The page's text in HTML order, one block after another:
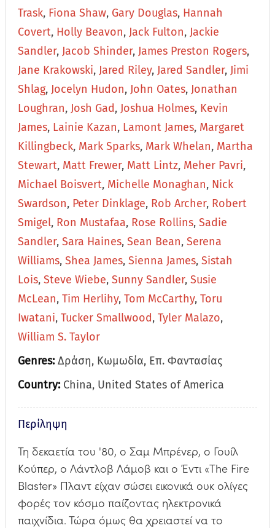
Trask, Fiona Shaw, Gary Douglas, Hannah
Covert, Holly Beavon, Jack Fulton, Jackie
Sandler, Jacob Shinder, James Preston Rogers,
Jane Krakowski, Jared Riley, Jared Sandler, Jimi
Shlag, Jocelyn Hudon, John Oates, Jonathan
Loughran, Josh Gad, Joshua Holmes, Kevin
James, Lainie Kazan, Lamont James, Margaret
Killingbeck, Mark Sparks, Mark Whelan, Martha
Stewart, Matt Frewer, Matt Lintz, Meher Pavri,
Michael Boisvert, Michelle Monaghan, Nick
Swardson, Peter Dinklage, Rob Archer, Robert
Smigel, Ron Mustafaa, Rose Rollins, Sadie
Sandler, Sara Haines, Sean Bean, Serena
Williams, Shea James, Sienna James, Sistah
Lois, Steve Wiebe, Sunny Sandler, Susie
McLean, Tim Herlihy, Tom McCarthy, Toru
Iwatani, Tucker Smallwood, Tyler Malazo,
William S. Taylor
Genres: Δράση, Κωμωδία, Επ. Φαντασίας
Country: China, United States of America
Περίληψη
Τη δεκαετία του '80, ο Σαμ Μπρένερ, ο Γουίλ
Κούπερ, ο Λάντλοβ Λάμοβ και ο Έντι «The Fire
Blaster» Πλαντ είχαν σώσει εικονικά ουκ ολίγες
φορές τον κόσμο παίζοντας ηλεκτρονικά
παιχνίδια. Τώρα όμως θα χρειαστεί να το